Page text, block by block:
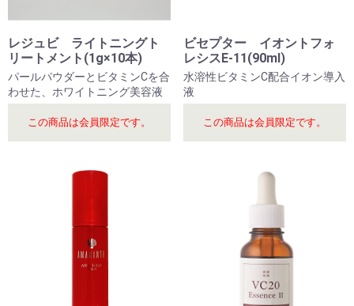
レジュビ ライトニングト
リートメント(1g×10本)
パールパウダーとビタミンCを合
わせた、ホワイトニング美容液
この商品は会員限定です。
ビセプター イオントフォ
レシスE-11(90ml)
水溶性ビタミンC配合イオン導入
液
この商品は会員限定です。